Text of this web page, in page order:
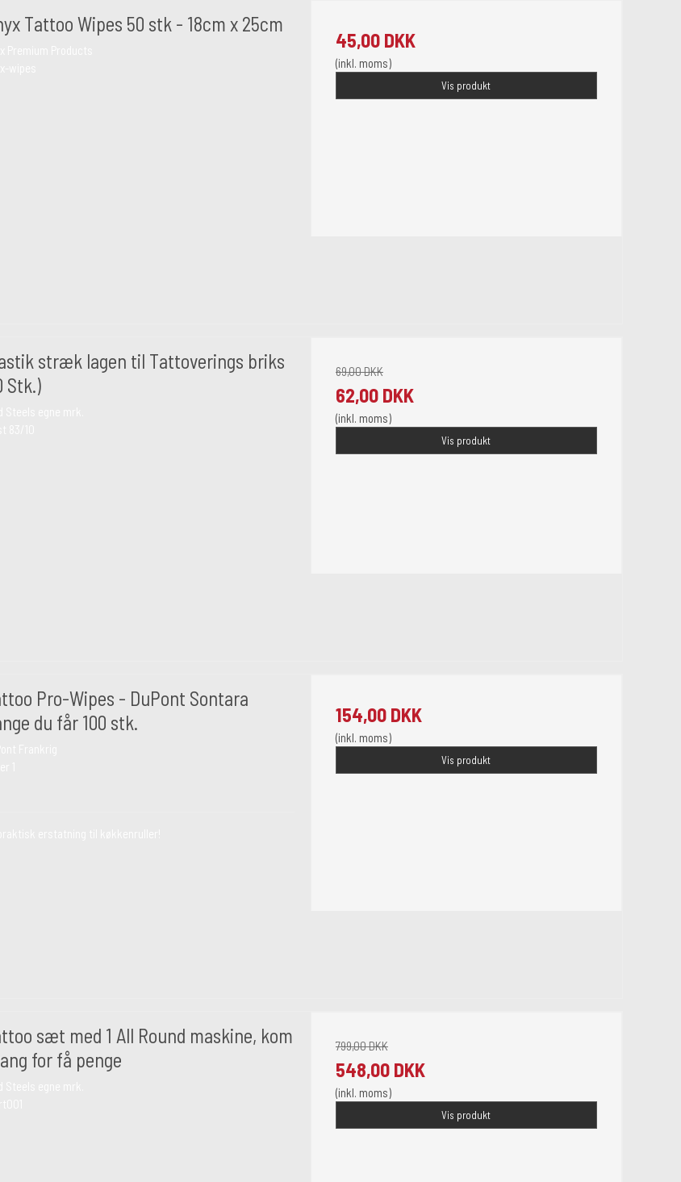
Tattoo Wipes 50 stk - 18cm x 25cm
45,00 DKK
(inkl. moms)
Vis produkt
stræk lagen til Tattoverings briks
Stk.)
69,00 DKK
62,00 DKK
(inkl. moms)
Vis produkt
Pro-Wipes - DuPont Sontara
du får 100 stk.
154,00 DKK
(inkl. moms)
Vis produkt
sæt med 1 All Round maskine, kom
for få penge
799,00 DKK
548,00 DKK
(inkl. moms)
Vis produkt